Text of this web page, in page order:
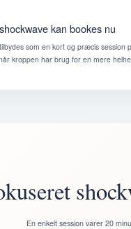
kan bookes nu
som en kort og præcis
kroppen har brug for en mere
En enkelt session varer 20